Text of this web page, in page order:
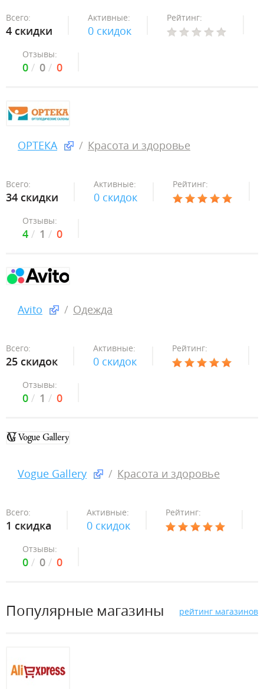
Всего:
4 скидки
Активные:
0 скидок
Рейтинг:
Отзывы:
0 0 0
ОРТЕКА Красота и здоровье
Всего:
34 скидки
Активные:
0 скидок
Рейтинг:
Отзывы:
4 1 0
Avito Одежда
Всего:
25 скидок
Активные:
0 скидок
Рейтинг:
Отзывы:
0 1 0
Vogue Gallery Красота и здоровье
Всего:
1 скидка
Активные:
0 скидок
Рейтинг:
Отзывы:
0 0 0
Популярные магазины рейтинг магазинов